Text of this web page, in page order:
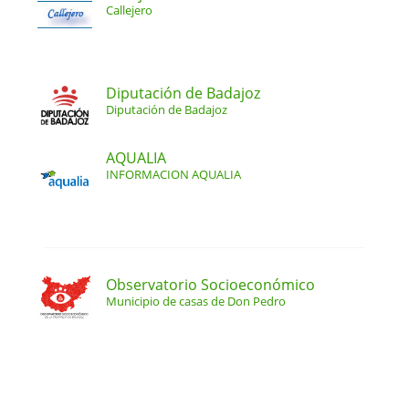
Callejero
Diputación de Badajoz
Diputación de Badajoz
AQUALIA
INFORMACION AQUALIA
Observatorio Socioeconómico
Municipio de casas de Don Pedro